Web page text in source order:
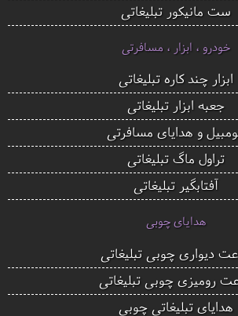
ست مانیکور تبلیغاتی
خودرو ، ابزار ، مسافرتی
ابزار چند کاره تبلیغاتی
جعبه ابزار تبلیغاتی
و هدایای مسافرتی
تراول ماگ تبلیغاتی
آفتابگیر تبلیغاتی
هدایای چوبی
دیواری چوبی تبلیغاتی
رومیزی چوبی تبلیغاتی
هدایای تبلیغاتی چوبی